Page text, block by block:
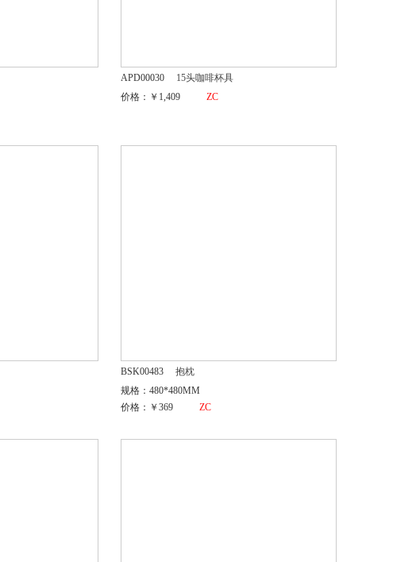
APD00030
15头咖啡杯具
价格：￥1,409
ZC
BSK00483
抱枕
规格：480*480MM
价格：￥369
ZC